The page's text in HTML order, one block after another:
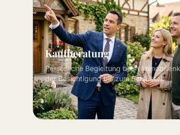
Kaufberatung
Persönliche Begleitung beim
der Besichtigung bis zum Schlüssel.